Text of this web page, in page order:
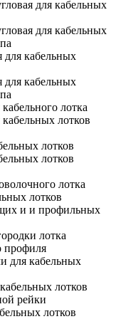
для кабельных
для кабельных
для кабельных
для кабельных
лотка
лотков
лотков
лотков
лотка
лотков
и и профильных
лотка
профиля
для кабельных
лотков
рейки
лотков